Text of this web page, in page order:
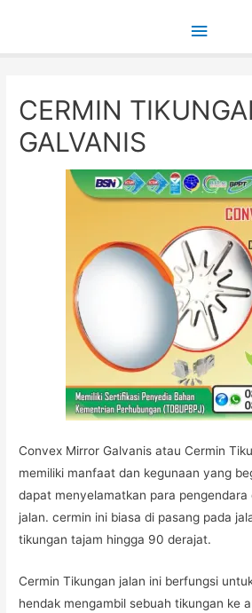
Main
CERMIN
GALVANIS
Convex Mirror Galvanis atau Cermin
memiliki manfaat dan kegunaan yang
dapat menyelamatkan para pengendara
jalan. cermin ini biasa di pasang pada
tikungan tajam hingga 90 derajat.
Cermin Tikungan jalan ini berfungsi
hendak mengambil sebuah tikungan ke